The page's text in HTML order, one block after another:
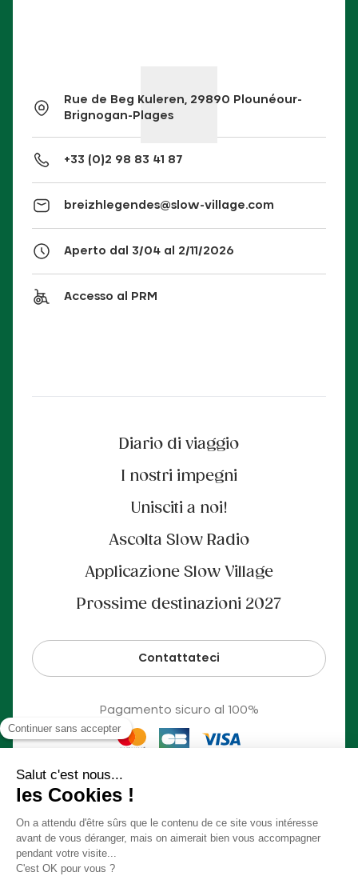
Rue de Beg Kuleren, 29890 Plounéour-
Brignogan-Plages
+33 (0)2 98 83 41 87
breizhlegendes@slow-village.com
Aperto dal 3/04 al 2/11/2026
Accesso al PRM
Diario di viaggio
I nostri impegni
Unisciti a noi!
Ascolta Slow Radio
Applicazione Slow Village
Prossime destinazioni 2027
Contattateci
Pagamento sicuro al 100%